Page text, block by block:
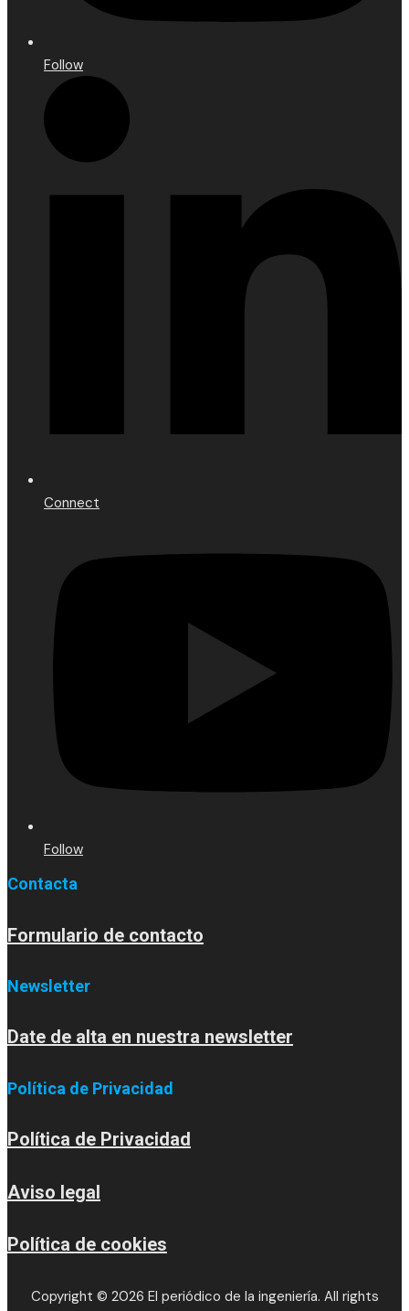
Follow
Connect
Follow
Contacta
Formulario de contacto
Newsletter
Date de alta en nuestra newsletter
Política de Privacidad
Política de Privacidad
Aviso legal
Política de cookies
Copyright © 2026 El periódico de la ingeniería. All rights